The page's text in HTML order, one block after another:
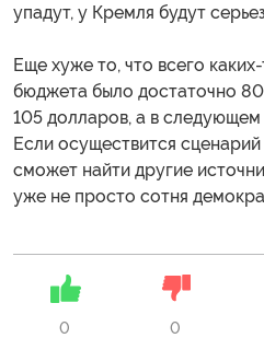
упадут, у Кремля будут
Еще хуже то, что всего
бюджета было достаточно
105 долларов, а в
Если осуществится
сможет найти другие
уже не просто сотня
0 0